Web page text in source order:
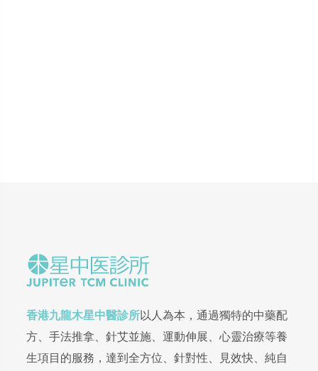
香港九龍木星中醫診所以人為本，通過獨特的中藥配
方、手法推拿、針艾並施、運動伸展、心靈治療等養
生項目的服務，達到全方位、針對性、見效快、純自